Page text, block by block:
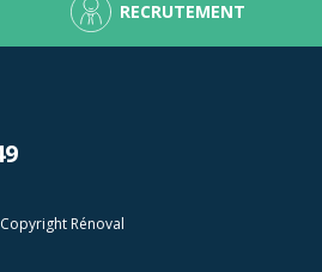
RECRUTEMENT
Rénoval